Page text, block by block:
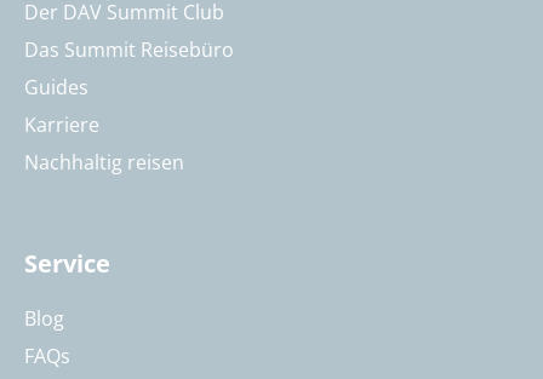
Der DAV Summit Club
Das Summit Reisebüro
Guides
Karriere
Nachhaltig reisen
Service
Blog
FAQs